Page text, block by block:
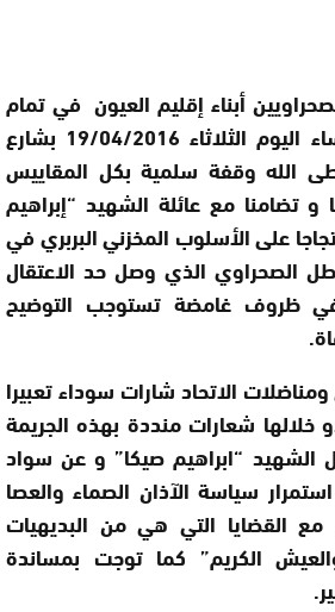
أبناء إقليم العيون في تمام
الساعة الثامنة من مساء اليوم الثلاثاء 19/04/2016 بشارع
الله وقفة سلمية بكل المقاييس
و تضامنا مع عائلة الشهيد “إبراهيم
على الأسلوب المخزني البربري في
الصحراوي الذي وصل حد الاعتقال
ظروف غامضة تستوجب التوضيح
الاتحاد شارات سوداء تعبيرا
خلالها شعارات منددة بهذه الجريمة
الشهيد “ابراهيم صيكا” و عن سواد
سياسة الآذان الصماء والعصا
القضايا التي هي من البديهيات
الكريم” كما توجت بمساندة